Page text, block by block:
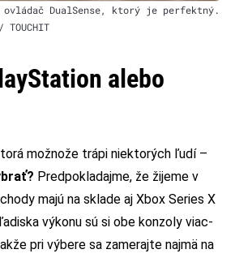
DualSense, ktorý je perfektný.
alebo
možnože trápi niektorých ľudí –
Predpokladajme, že žijeme v
majú na sklade aj Xbox Series X
výkonu sú si obe konzoly viac-
pri výbere sa zamerajte najmä na